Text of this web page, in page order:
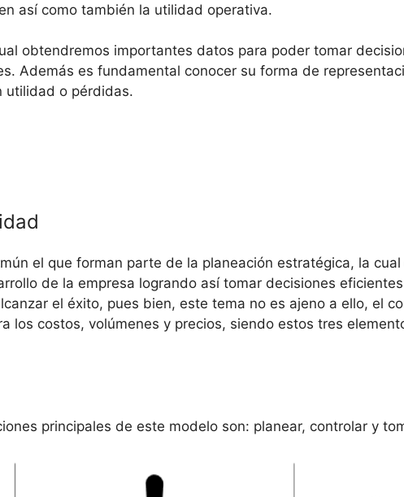
así como también la utilidad operativa.
obtendremos importantes datos para poder tomar
Además es fundamental conocer su forma de
utilidad o pérdidas.
el que forman parte de la planeación estratégica, la
de la empresa logrando así tomar decisiones
el éxito, pues bien, este tema no es ajeno a ello, el
los costos, volúmenes y precios, siendo estos tres
principales de este modelo son: planear, controlar y